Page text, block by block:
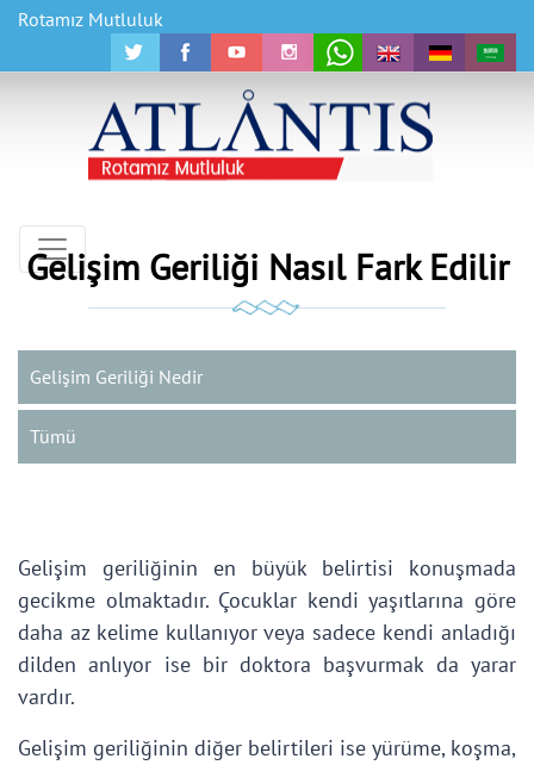
Rotamız Mutluluk
Gelişim Geriliği Nasıl Fark Edilir
Gelişim Geriliği Nedir
Tümü
Gelişim geriliğinin en büyük belirtisi konuşmada
gecikme olmaktadır. Çocuklar kendi yaşıtlarına göre
daha az kelime kullanıyor veya sadece kendi anladığı
dilden anlıyor ise bir doktora başvurmak da yarar
vardır.
Gelişim geriliğinin diğer belirtileri ise yürüme, koşma,